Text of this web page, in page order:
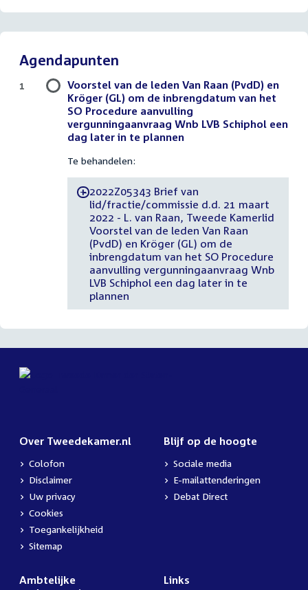
Agendapunten
Voorstel van de leden Van Raan (PvdD) en
Kröger (GL) om de inbrengdatum van het
SO Procedure aanvulling
vergunningaanvraag Wnb LVB Schiphol een
dag later in te plannen
Te behandelen:
-2022Z05343 Brief van
lid/fractie/commissie d.d. 21 maart
2022 - L. van Raan, Tweede Kamerlid
Voorstel van de leden Van Raan
(PvdD) en Kröger (GL) om de
inbrengdatum van het SO Procedure
aanvulling vergunningaanvraag Wnb
LVB Schiphol een dag later in te
plannen
1
Over Tweedekamer.nl
Colofon
Disclaimer
Uw privacy
Cookies
Toegankelijkheid
Sitemap
Blijf op de hoogte
Sociale media
E-mailattenderingen
Debat Direct
Ambtelijke
Links